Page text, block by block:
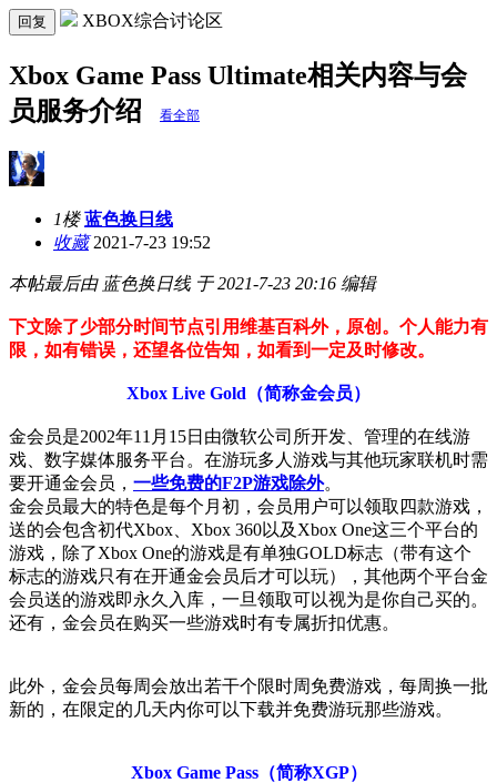
回复 XBOX综合讨论区
Xbox Game Pass Ultimate相关内容与会
员服务介绍
看全部
1楼 蓝色换日线
收藏2021-7-23 19:52
本帖最后由 蓝色换日线 于 2021-7-23 20:16 编辑
下文除了少部分时间节点引用维基百科外，原创。个人能力有
限，如有错误，还望各位告知，如看到一定及时修改。
Xbox Live Gold（简称金会员）
金会员是2002年11月15日由微软公司所开发、管理的在线游
戏、数字媒体服务平台。在游玩多人游戏与其他玩家联机时需
要开通金会员， 一些免费的F2P游戏除外。
金会员最大的特色是每个月初，会员用户可以领取四款游戏，
送的会包含初代Xbox、Xbox 360以及Xbox One这三个平台的
游戏，除了Xbox One的游戏是有单独GOLD标志（带有这个
标志的游戏只有在开通金会员后才可以玩），其他两个平台金
会员送的游戏即永久入库，一旦领取可以视为是你自己买的。
还有，金会员在购买一些游戏时有专属折扣优惠。
此外，金会员每周会放出若干个限时周免费游戏，每周换一批
新的，在限定的几天内你可以下载并免费游玩那些游戏。
Xbox Game Pass（简称XGP）